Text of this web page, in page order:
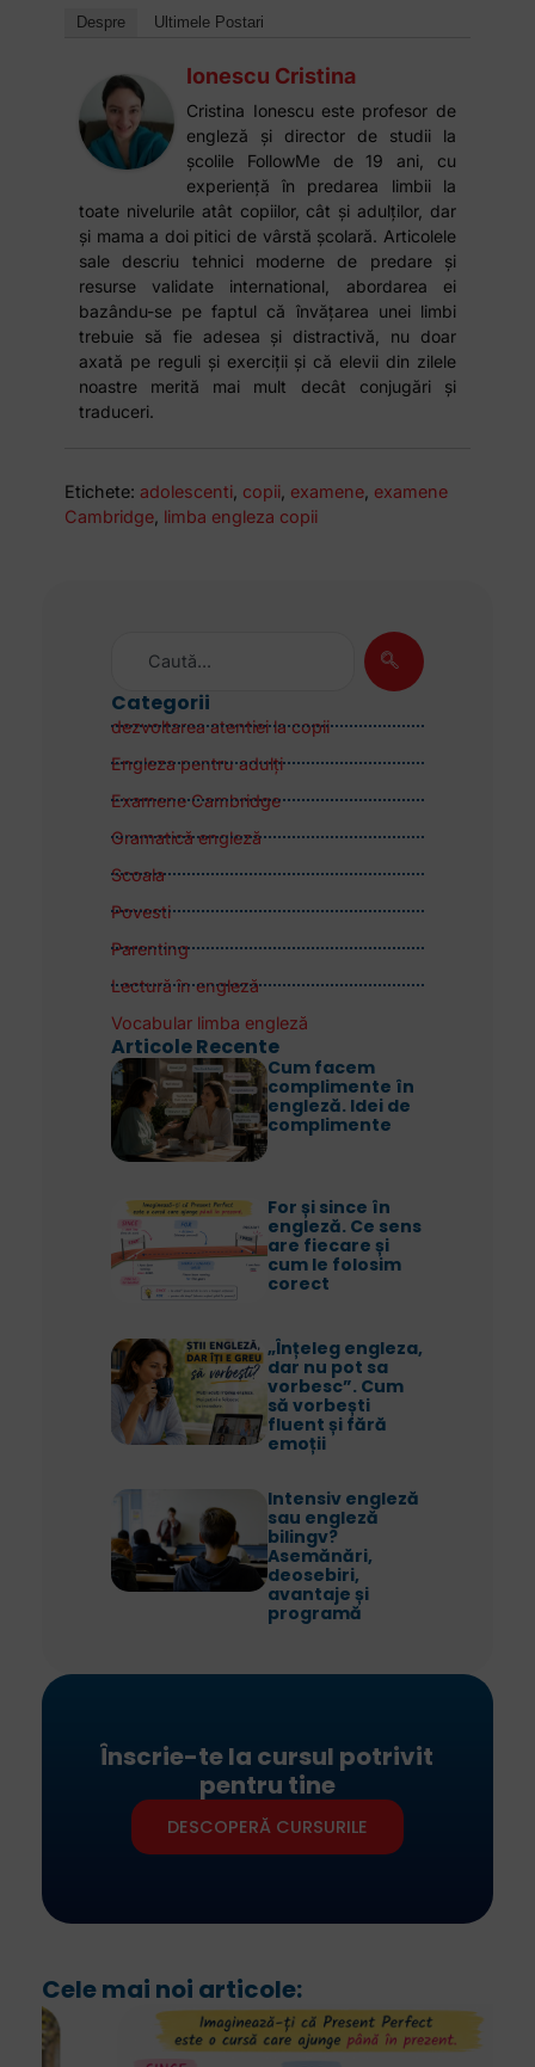
Despre Ultimele Postari
Ionescu Cristina
Cristina Ionescu este profesor de
engleză și director de studii la
școlile FollowMe de 19 ani, cu
experiență în predarea limbii la
toate nivelurile atât copiilor, cât și adulților, dar
și mama a doi pitici de vârstă școlară. Articolele
sale descriu tehnici moderne de predare și
resurse validate international, abordarea ei
bazându-se pe faptul că învățarea unei limbi
trebuie să fie adesea și distractivă, nu doar
axată pe reguli și exerciții și că elevii din zilele
noastre merită mai mult decât conjugări și
traduceri.
Etichete: adolescenti, copii, examene, examene
Cambridge, limba engleza copii
Categorii
dezvoltarea atentiei la copii
Engleza pentru adulţi
Examene Cambridge
Gramatică engleză
Scoala
Povesti
Parenting
Lectură în engleză
Vocabular limba engleză
Articole Recente
Cum facem
complimente în
engleză. Idei de
complimente
For și since în
engleză. Ce sens
are fiecare și
cum le folosim
corect
„Înțeleg engleza,
dar nu pot sa
vorbesc”. Cum
să vorbești
fluent și fără
emoții
Intensiv engleză
sau engleză
bilingv?
Asemănări,
deosebiri,
avantaje și
programă
Înscrie-te la cursul potrivit
pentru tine
DESCOPERĂ CURSURILE
Cele mai noi articole: